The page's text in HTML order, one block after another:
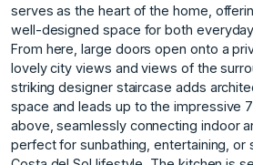
serves as the heart of the home,
well-designed space for both
From here, large doors open onto a
lovely city views and views of the
striking designer staircase adds
space and leads up to the impressive
above, seamlessly connecting indoor
perfect for sunbathing, entertaining, or